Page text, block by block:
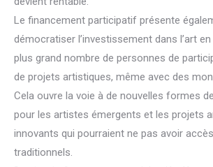
Le financement participatif présente
démocratiser l’investissement dans l’art
plus grand nombre de personnes de
de projets artistiques, même avec des
Cela ouvre la voie à de nouvelles formes
pour les artistes émergents et les projets
innovants qui pourraient ne pas avoir
traditionnels.